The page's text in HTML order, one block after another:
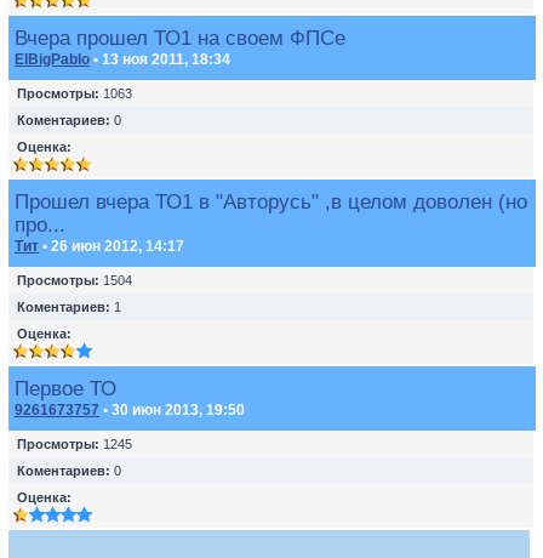
Вчера прошел ТО1 на своем ФПСе
ElBigPablo • 13 ноя 2011, 18:34
Просмотры: 1063
Коментариев: 0
Оценка:
Прошел вчера ТО1 в "Авторусь" ,в целом доволен (но
про...
Тит • 26 июн 2012, 14:17
Просмотры: 1504
Коментариев: 1
Оценка:
Первое ТО
9261673757 • 30 июн 2013, 19:50
Просмотры: 1245
Коментариев: 0
Оценка: